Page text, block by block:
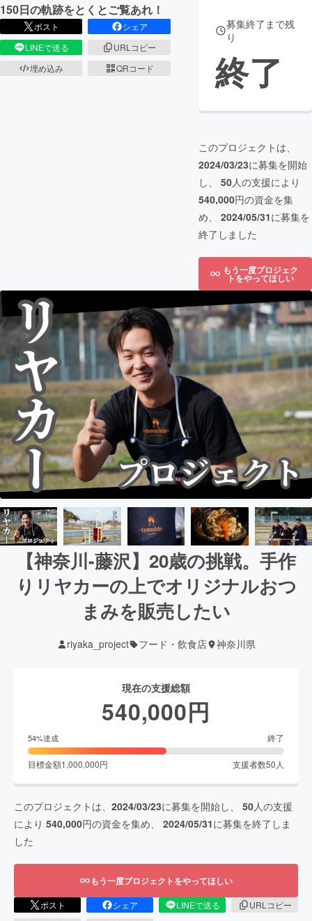
150日の軌跡をとくとご覧あれ！
ポスト
シェア
LINEで送る
URLコピー
埋め込み
QRコード
募集終了まで残
り
終了
このプロジェクトは、
2024/03/23に募集を開始
し、 50人の支援により
540,000円の資金を集
め、 2024/05/31に募集を
終了しました
もう一度プロジェク
トをやってほしい
【神奈川-藤沢】20歳の挑戦。手作
りリヤカーの上でオリジナルおつ
まみを販売したい
riyaka_project フード・飲食店 神奈川県
現在の支援総額
540,000円
54%達成 終了
目標金額1,000,000円 支援者数50人
このプロジェクトは、 2024/03/23に募集を開始し、 50人の支援
により 540,000円の資金を集め、 2024/05/31に募集を終了しま
した
もう一度プロジェクトをやってほしい
ポスト シェア LINEで送る
URLコピー